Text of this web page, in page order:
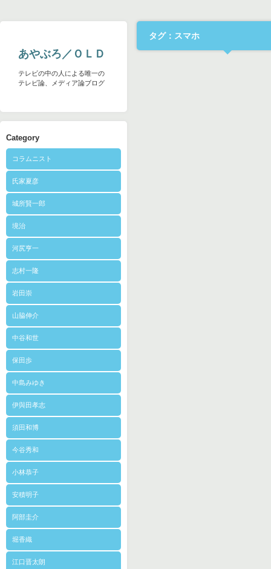
あやぶろ／ＯＬＤ
テレビの中の人による唯一の
テレビ論、メディア論ブログ
Category
コラムニスト
氏家夏彦
城所賢一郎
境治
河尻亨一
志村一隆
岩田崇
山脇伸介
中谷和世
保田歩
中島みゆき
伊與田孝志
須田和博
今谷秀和
小林恭子
安積明子
阿部圭介
堀香織
江口晋太朗
タグ：スマホ